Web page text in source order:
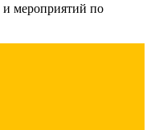
мероприятий по